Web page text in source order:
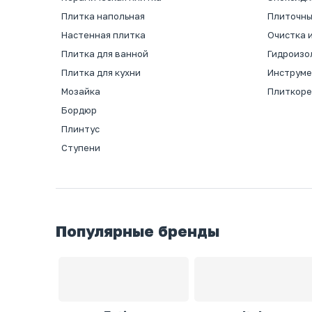
Плитка напольная
Настенная плитка
Плитка для ванной
Плитка для кухни
Мозайка
Бордюр
Плинтус
Ступени
Очистка
Популярные бренды